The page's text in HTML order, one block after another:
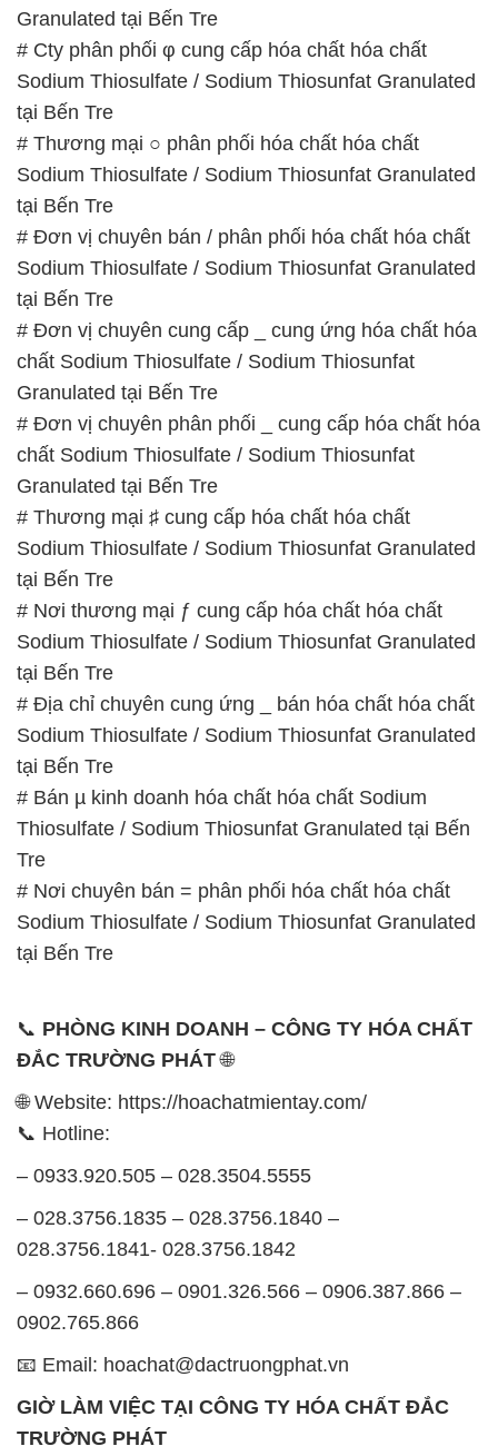
Granulated tại Bến Tre
# Cty phân phối φ cung cấp hóa chất hóa chất
Sodium Thiosulfate / Sodium Thiosunfat Granulated
tại Bến Tre
# Thương mại ○ phân phối hóa chất hóa chất
Sodium Thiosulfate / Sodium Thiosunfat Granulated
tại Bến Tre
# Đơn vị chuyên bán / phân phối hóa chất hóa chất
Sodium Thiosulfate / Sodium Thiosunfat Granulated
tại Bến Tre
# Đơn vị chuyên cung cấp _ cung ứng hóa chất hóa
chất Sodium Thiosulfate / Sodium Thiosunfat
Granulated tại Bến Tre
# Đơn vị chuyên phân phối _ cung cấp hóa chất hóa
chất Sodium Thiosulfate / Sodium Thiosunfat
Granulated tại Bến Tre
# Thương mại ♯ cung cấp hóa chất hóa chất
Sodium Thiosulfate / Sodium Thiosunfat Granulated
tại Bến Tre
# Nơi thương mại ƒ cung cấp hóa chất hóa chất
Sodium Thiosulfate / Sodium Thiosunfat Granulated
tại Bến Tre
# Địa chỉ chuyên cung ứng _ bán hóa chất hóa chất
Sodium Thiosulfate / Sodium Thiosunfat Granulated
tại Bến Tre
# Bán µ kinh doanh hóa chất hóa chất Sodium
Thiosulfate / Sodium Thiosunfat Granulated tại Bến
Tre
# Nơi chuyên bán = phân phối hóa chất hóa chất
Sodium Thiosulfate / Sodium Thiosunfat Granulated
tại Bến Tre
📞 PHÒNG KINH DOANH – CÔNG TY HÓA CHẤT
ĐẮC TRƯỜNG PHÁT🌐
🌐 Website: https://hoachatmientay.com/
📞 Hotline:
– 0933.920.505 – 028.3504.5555
– 028.3756.1835 – 028.3756.1840 –
028.3756.1841- 028.3756.1842
– 0932.660.696 – 0901.326.566 – 0906.387.866 –
0902.765.866
📧 Email: hoachat@dactruongphat.vn
GIỜ LÀM VIỆC TẠI CÔNG TY HÓA CHẤT ĐẮC
TRƯỜNG PHÁT